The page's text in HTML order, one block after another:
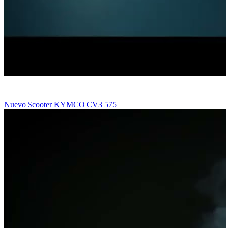
Nuevo Scooter KYMCO CV3 575